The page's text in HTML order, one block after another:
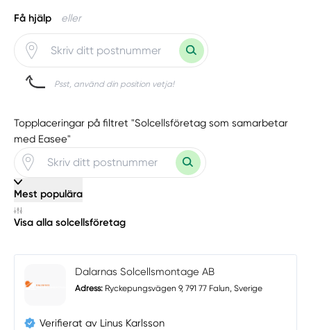
Få hjälp eller
Psst, använd din position vetja!
Topplaceringar på filtret "Solcellsföretag som samarbetar
med Easee"
Mest populära
Visa alla solcellsföretag
Dalarnas Solcellsmontage AB
Adress: Ryckepungsvägen 9, 791 77 Falun, Sverige
Verifierat av Linus Karlsson